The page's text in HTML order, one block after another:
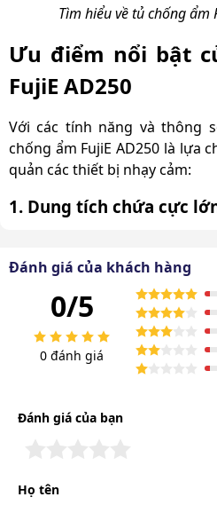
Tìm hiểu về tủ chống ẩm
Ưu điểm nổi bật
FujiE AD250
Với các tính năng và thông
chống ẩm FujiE AD250 là lựa
quản các thiết bị nhạy cảm:
1. Dung tích chứa cực
đến 250 lít, cung cấp không
các thiết bị và vật dụng. Tủ
chứa riêng biệt, mỗi
khay đựng có thể di chuyển
bên thành tủ.
Đánh giá của khách hàng
0/5
0 đánh giá
Đánh giá của bạn
Họ tên